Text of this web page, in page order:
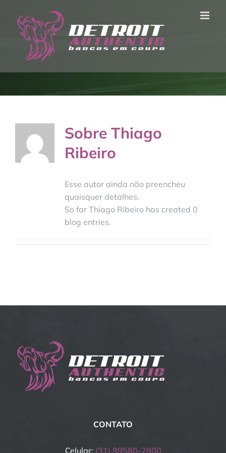
para
conteúdo
Sobre Thiago
Ribeiro
Esse autor ainda não preencheu
quaisquer detalhes.
So far Thiago Ribeiro has created 0
blog entries.
CONTATO
Celular: (31) 99580-2800